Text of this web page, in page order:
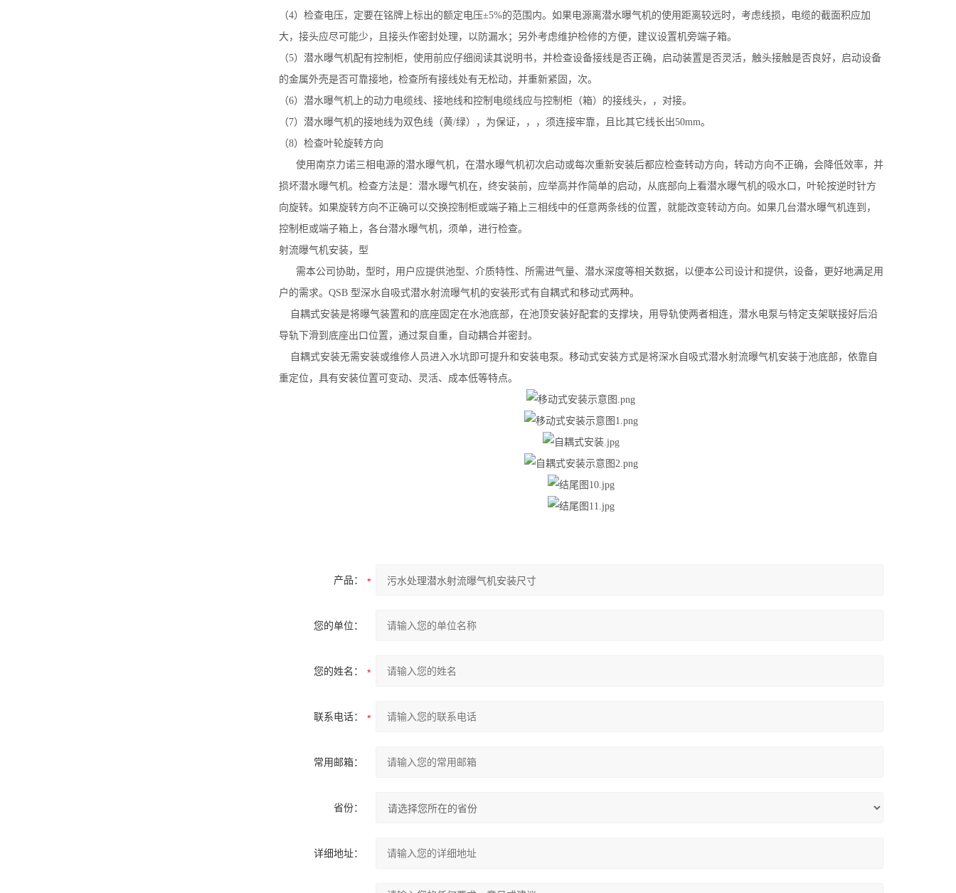
（4）检查电压，定要在铭牌上标出的额定电压±5%的范围内。如果电源离潜水曝气机的使用距离较远时，考虑线损，电缆的截面积应加
大，接头应尽可能少，且接头作密封处理，以防漏水；另外考虑维护检修的方便，建议设置机旁端子箱。
（5）潜水曝气机配有控制柜，使用前应仔细阅读其说明书，并检查设备接线是否正确，启动装置是否灵活，触头接触是否良好，启动设备
的金属外壳是否可靠接地，检查所有接线处有无松动，并重新紧固，次。
（6）潜水曝气机上的动力电缆线、接地线和控制电缆线应与控制柜（箱）的接线头，，对接。
（7）潜水曝气机的接地线为双色线（黄/绿），为保证，，，须连接牢靠，且比其它线长出50mm。
（8）检查叶轮旋转方向
使用南京力诺三相电源的潜水曝气机，在潜水曝气机初次启动或每次重新安装后都应检查转动方向，转动方向不正确，会降低效率，并
损坏潜水曝气机。检查方法是：潜水曝气机在，终安装前，应举高并作简单的启动，从底部向上看潜水曝气机的吸水口，叶轮按逆时针方
向旋转。如果旋转方向不正确可以交换控制柜或端子箱上三相线中的任意两条线的位置，就能改变转动方向。如果几台潜水曝气机连到，
控制柜或端子箱上，各台潜水曝气机，须单，进行检查。
射流曝气机安装，型
需本公司协助，型时，用户应提供池型、介质特性、所需进气量、潜水深度等相关数据，以便本公司设计和提供，设备，更好地满足用
户的需求。QSB 型深水自吸式潜水射流曝气机的安装形式有自耦式和移动式两种。
自耦式安装是将曝气装置和的底座固定在水池底部，在池顶安装好配套的支撑块，用导轨使两者相连，潜水电泵与特定支架联接好后沿
导轨下滑到底座出口位置，通过泵自重，自动耦合并密封。
自耦式安装无需安装或维修人员进入水坑即可提升和安装电泵。移动式安装方式是将深水自吸式潜水射流曝气机安装于池底部，依靠自
重定位，具有安装位置可变动、灵活、成本低等特点。
产品：
您的单位：
您的姓名：
联系电话：
常用邮箱：
省份：
详细地址：